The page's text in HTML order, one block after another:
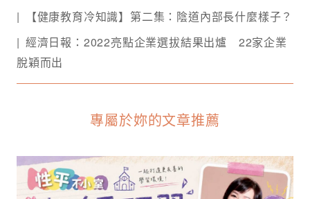
【健康教育冷知識】第二集：陰道內部長什麼樣子？
經濟日報：2022亮點企業選拔結果出爐 22家企業
脫穎而出
專屬於妳的文章推薦